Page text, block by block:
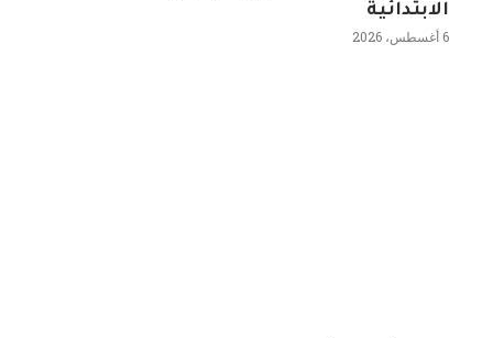
الابتدائية
6 أغسطس، 2026